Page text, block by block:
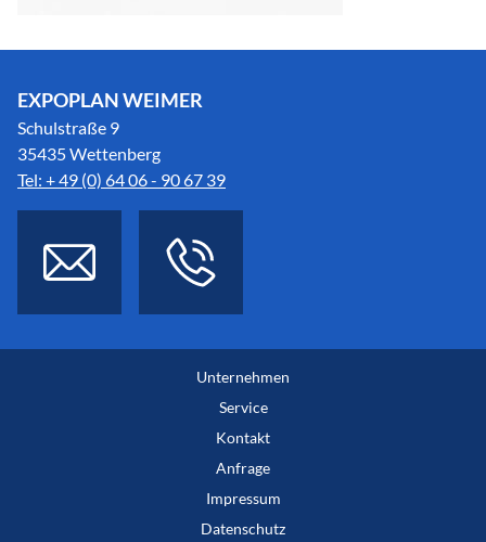
EXPOPLAN WEIMER
Schulstraße 9
35435 Wettenberg
Tel: + 49 (0) 64 06 - 90 67 39
Unternehmen
Service
Kontakt
Anfrage
Impressum
Datenschutz